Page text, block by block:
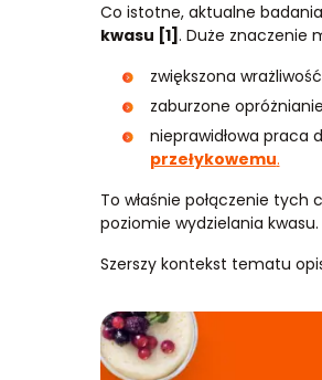
Co istotne, aktualne
kwasu [1] . Duże znaczenie
zwiększona
zaburzone
nieprawidłowa praca
przełykowemu.
To właśnie połączenie
poziomie wydzielania kwasu.
Szerszy kontekst tematu